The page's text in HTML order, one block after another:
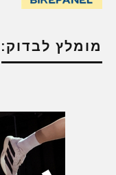
מומלץ לבדוק: